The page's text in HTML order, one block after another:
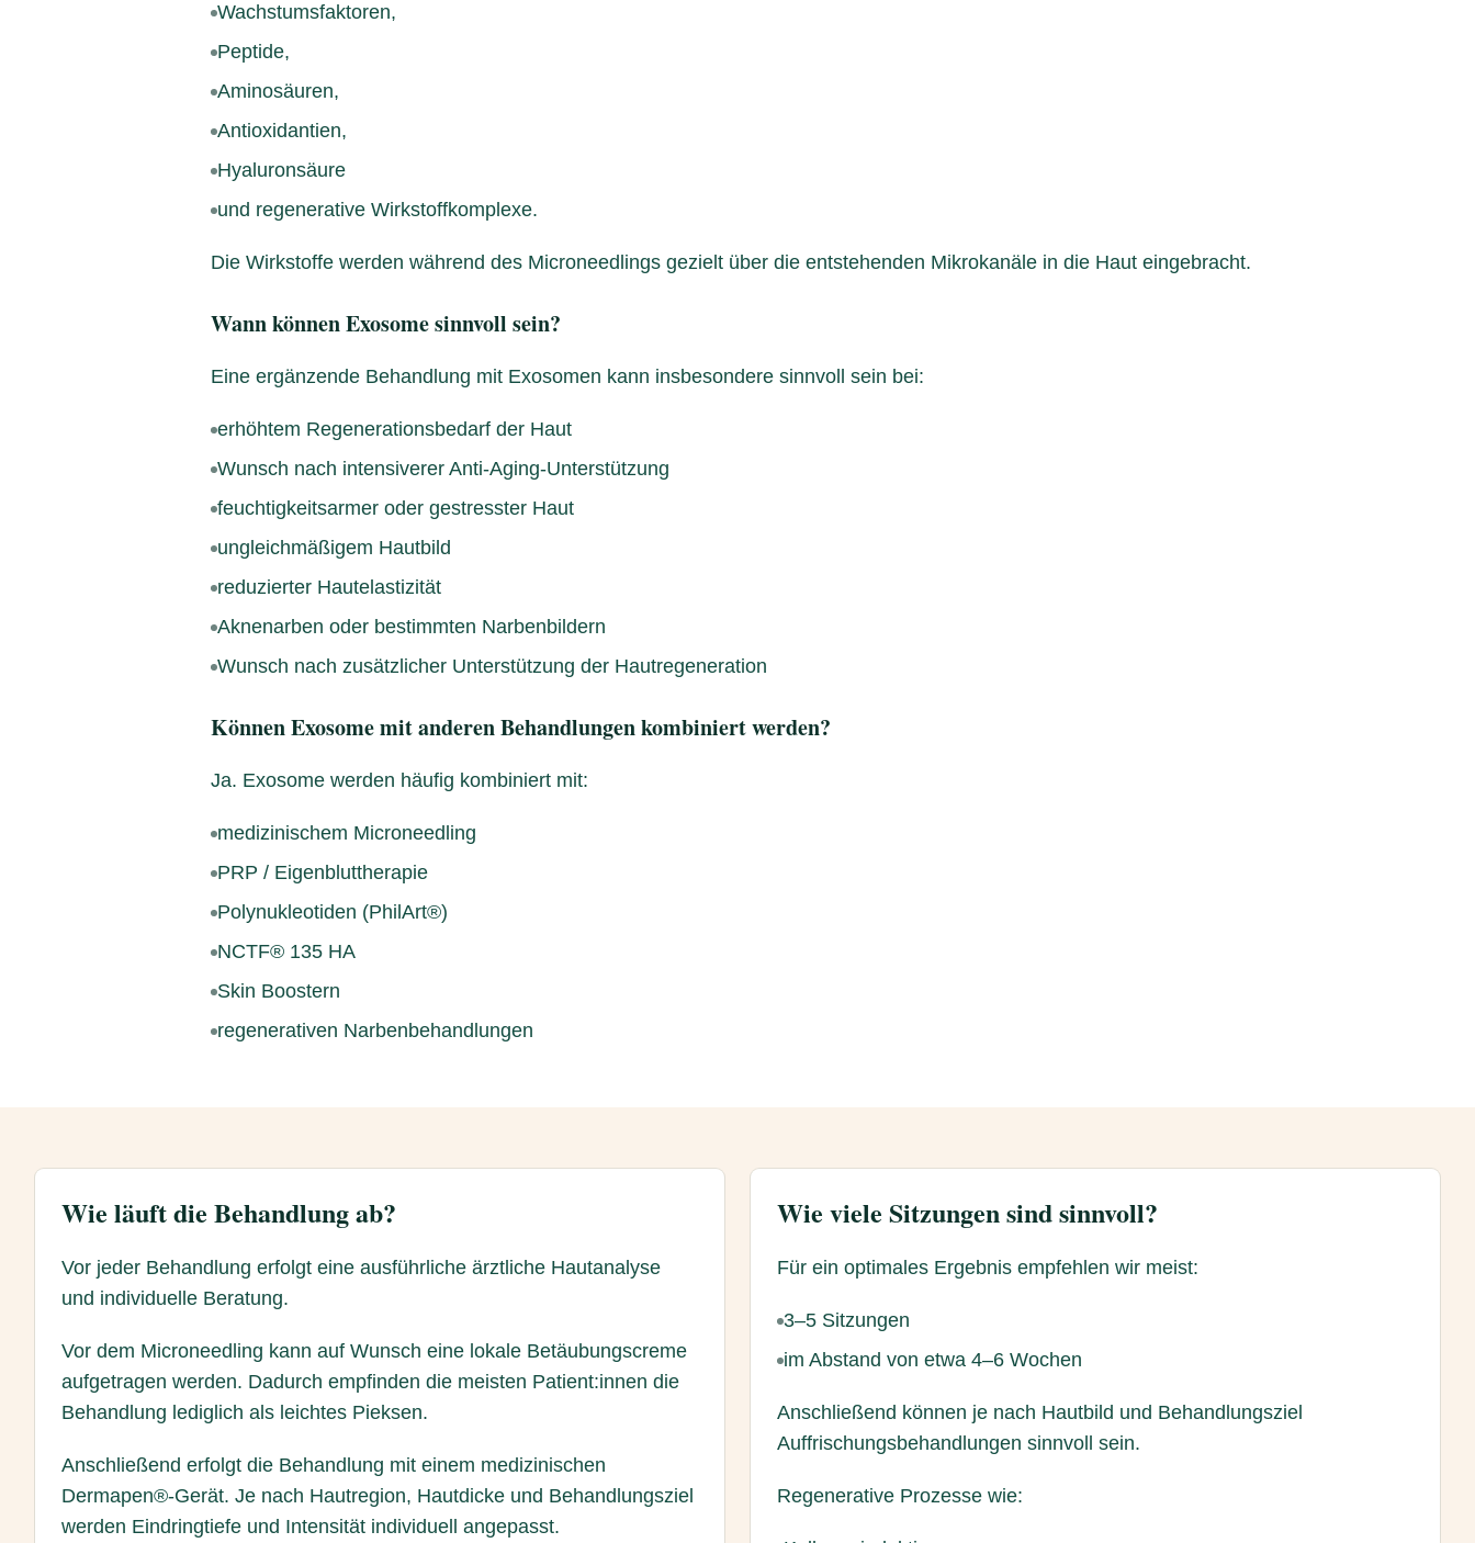
Wachstumsfaktoren,
Peptide,
Aminosäuren,
Antioxidantien,
Hyaluronsäure
und regenerative Wirkstoffkomplexe.
Die Wirkstoffe werden während des Microneedlings gezielt über die entstehenden Mikrokanäle in die Haut eingebracht.
Wann können Exosome sinnvoll sein?
Eine ergänzende Behandlung mit Exosomen kann insbesondere sinnvoll sein bei:
erhöhtem Regenerationsbedarf der Haut
Wunsch nach intensiverer Anti-Aging-Unterstützung
feuchtigkeitsarmer oder gestresster Haut
ungleichmäßigem Hautbild
reduzierter Hautelastizität
Aknenarben oder bestimmten Narbenbildern
Wunsch nach zusätzlicher Unterstützung der Hautregeneration
Können Exosome mit anderen Behandlungen kombiniert werden?
Ja. Exosome werden häufig kombiniert mit:
medizinischem Microneedling
PRP / Eigenbluttherapie
Polynukleotiden (PhilArt®)
NCTF® 135 HA
Skin Boostern
regenerativen Narbenbehandlungen
Wie läuft die Behandlung ab?
Vor jeder Behandlung erfolgt eine ausführliche ärztliche Hautanalyse
und individuelle Beratung.
Vor dem Microneedling kann auf Wunsch eine lokale Betäubungscreme
aufgetragen werden. Dadurch empfinden die meisten Patient:innen die
Behandlung lediglich als leichtes Pieksen.
Anschließend erfolgt die Behandlung mit einem medizinischen
Dermapen®-Gerät. Je nach Hautregion, Hautdicke und Behandlungsziel
werden Eindringtiefe und Intensität individuell angepasst.
Wie viele Sitzungen sind sinnvoll?
Für ein optimales Ergebnis empfehlen wir meist:
3–5 Sitzungen
im Abstand von etwa 4–6 Wochen
Anschließend können je nach Hautbild und Behandlungsziel
Auffrischungsbehandlungen sinnvoll sein.
Regenerative Prozesse wie: